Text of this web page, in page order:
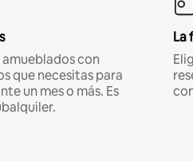
con
que necesitas para
un mes o más. Es
La